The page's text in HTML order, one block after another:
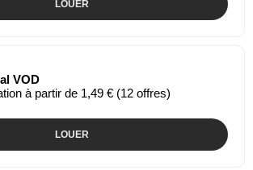
LOUER
VOD
à partir de 1,49 € (12 offres)
LOUER